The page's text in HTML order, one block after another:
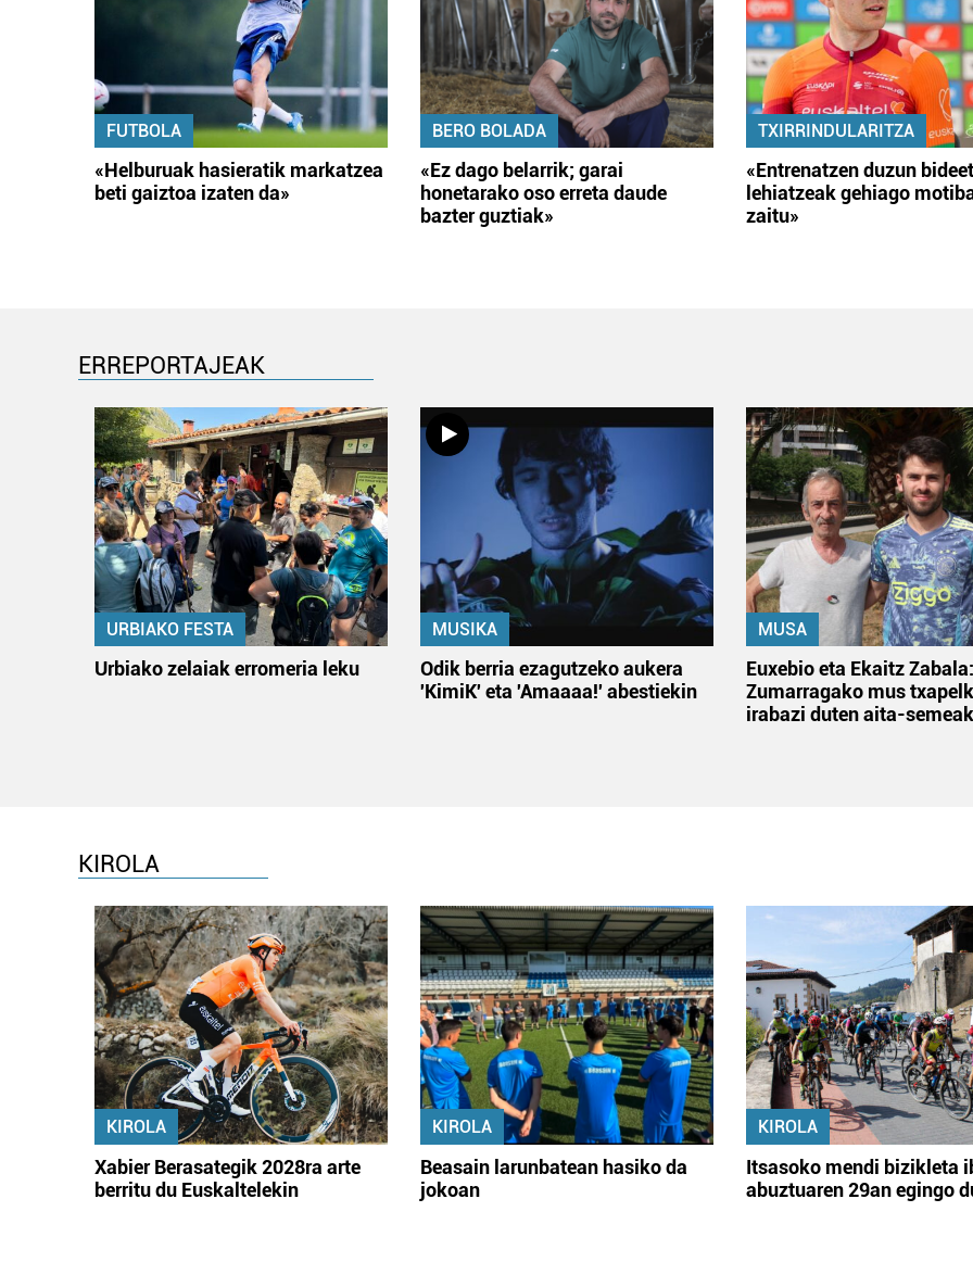
FUTBOLA
«Helburuak hasieratik markatzea
beti gaiztoa izaten da»
BERO BOLADA
«Ez dago belarrik; garai
honetarako oso erreta daude
bazter guztiak»
TXIRRINDULARITZA
«Entrenatzen duzun
lehiatzeak gehiago
zaitu»
ERREPORTAJEAK
URBIAKO FESTA
Urbiako zelaiak erromeria leku
MUSIKA
Odik berria ezagutzeko aukera
'KimiK' eta 'Amaaaa!' abestiekin
MUSA
Euxebio eta Ekaitz Zabala:
Zumarragako mus
irabazi duten aita-semeak
KIROLA
KIROLA
Xabier Berasategik 2028ra arte
berritu du Euskaltelekin
KIROLA
Beasain larunbatean hasiko da
jokoan
KIROLA
Itsasoko mendi bizikleta
abuztuaren 29an egingo